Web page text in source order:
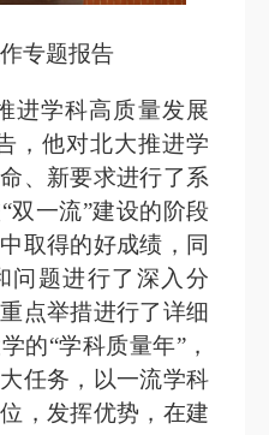
专题报告
进学科高质量发展
，他对北大推进学
、新要求进行了系
双一流”建设的阶段
取得的好成绩，同
问题进行了深入分
点举措进行了详细
的“学科质量年”，
任务，以一流学科
，发挥优势， 在建